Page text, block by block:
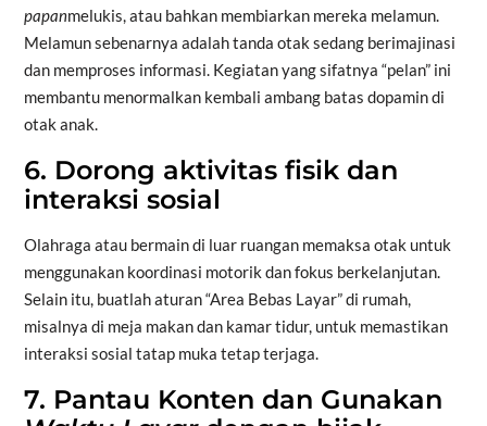
papanmelukis, atau bahkan membiarkan mereka melamun.
Melamun sebenarnya adalah tanda otak sedang berimajinasi
dan memproses informasi. Kegiatan yang sifatnya “pelan” ini
membantu menormalkan kembali ambang batas dopamin di
otak anak.
6. Dorong aktivitas fisik dan
interaksi sosial
Olahraga atau bermain di luar ruangan memaksa otak untuk
menggunakan koordinasi motorik dan fokus berkelanjutan.
Selain itu, buatlah aturan “Area Bebas Layar” di rumah,
misalnya di meja makan dan kamar tidur, untuk memastikan
interaksi sosial tatap muka tetap terjaga.
7. Pantau Konten dan Gunakan